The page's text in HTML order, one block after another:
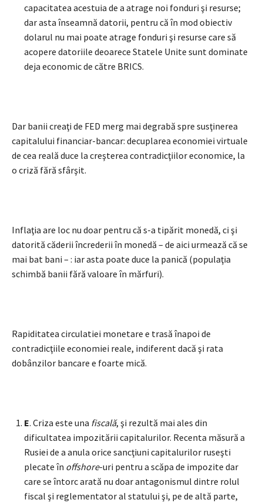
capacitatea acestuia de a atrage noi fonduri şi resurse;
dar asta înseamnă datorii, pentru că în mod obiectiv
dolarul nu mai poate atrage fonduri şi resurse care să
acopere datoriile deoarece Statele Unite sunt dominate
deja economic de către BRICS.
Dar banii creaţi de FED merg mai degrabă spre susţinerea
capitalului financiar-bancar: decuplarea economiei virtuale
de cea reală duce la creşterea contradicţiilor economice, la
o criză fără sfârşit.
Inflaţia are loc nu doar pentru că s-a tipărit monedă, ci şi
datorită căderii încrederii în monedă – de aici urmează că se
mai bat bani – : iar asta poate duce la panică (populaţia
schimbă banii fără valoare în mărfuri).
Rapiditatea circulatiei monetare e trasă înapoi de
contradicţiile economiei reale, indiferent dacă şi rata
dobânzilor bancare e foarte mică.
E. Criza este una fiscală, şi rezultă mai ales din
dificultatea impozitării capitalurilor. Recenta măsură a
Rusiei de a anula orice sancţiuni capitalurilor ruseşti
plecate în offshore-uri pentru a scăpa de impozite dar
care se întorc arată nu doar antagonismul dintre rolul
fiscal şi reglementator al statului şi, pe de altă parte,